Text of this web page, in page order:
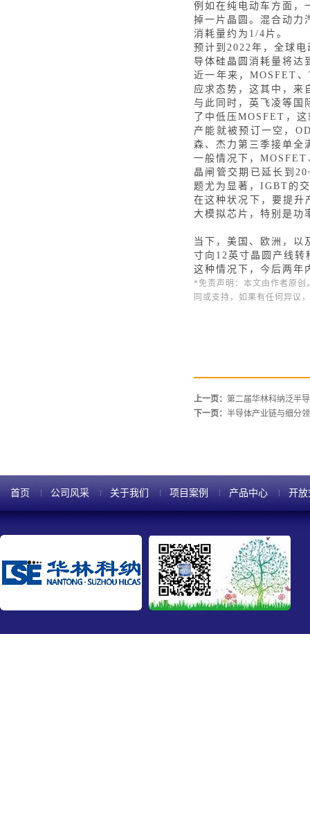
例如在纯电动车方面，
掉一片晶圆。混合动力
消耗量约为1/4片。
预计到 2022年，全球
导体硅晶圆消耗量将达
近一年来，MOSFET
应求态势，这其中，来
与此同时，英飞凌等国
了中低压MOSFET，
产能就被预订一空，
森、杰力第三季接单全
一般情况下，MOSFET
晶闸管交期已延长到
题尤为显著，IGBT的
在这种状况下，要提升
大模拟芯片，特别是功
当下，美国、欧洲，以
寸向12英寸晶圆产线转
这种情况下，今后两年
*免责声明：本文由作者原
同或支持，如果有任何异议
上一页： 第二届华林科纳泛半
下一页： 半导体产业链与细分
首页 公司风采 关于我们 项目案例 产品中心 开放